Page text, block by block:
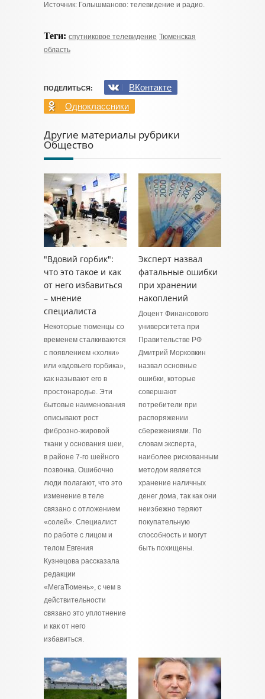
Источник: Голышманово: телевидение и радио.
Теги: спутниковое телевидение Тюменская
область
ПОДЕЛИТЬСЯ:
ВКонтакте
Одноклассники
Другие материалы рубрики
Общество
"Вдовий горбик":
что это такое и как
от него избавиться
– мнение
специалиста
Некоторые тюменцы со
временем сталкиваются
с появлением «холки»
или «вдовьего горбика»,
как называют его в
простонародье. Эти
бытовые наименования
описывают рост
фиброзно‑жировой
ткани у основания шеи,
в районе 7‑го шейного
позвонка. Ошибочно
люди полагают, что это
изменение в теле
связано с отложением
«солей». Специалист
по работе с лицом и
телом Евгения
Кузнецова рассказала
редакции
«МегаТюмень», с чем в
действительности
связано это уплотнение
и как от него
избавиться.
Эксперт назвал
фатальные ошибки
при хранении
накоплений
Доцент Финансового
университета при
Правительстве РФ
Дмитрий Морковкин
назвал основные
ошибки, которые
совершают
потребители при
распоряжении
сбережениями. По
словам эксперта,
наиболее рискованным
методом является
хранение наличных
денег дома, так как они
неизбежно теряют
покупательную
способность и могут
быть похищены.